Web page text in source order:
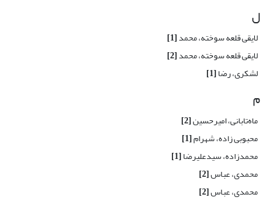
ل
لایقی قلعه سوخته، محمد[1]
لایقی قلعه سوخته، محمد[2]
لشکری، رضا[1]
م
ماه‌تابانی، امیرحسین[2]
محبوبی زاده، شهرام[1]
محمدزاده، سیدعلیرضا[1]
محمدی، عباس[2]
محمدی، عباس[2]